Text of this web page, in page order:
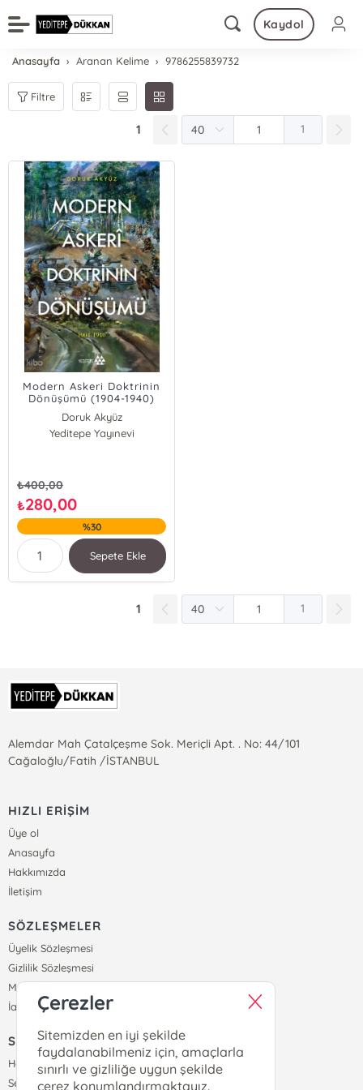
Kaydol
Anasayfa Aranan Kelime 9786255839732
Filtre
1 1
Modern Askeri Doktrinin
Dönüşümü (1904-1940)
Doruk Akyüz
Yeditepe Yayınevi
₺400,00
₺280,00
%30
Sepete Ekle
1 1
Alemdar Mah Çatalçeşme Sok. Meriçli Apt. . No: 44/101
Cağaloğlu/Fatih /İSTANBUL
HIZLI ERİŞİM
Üye ol
Anasayfa
Hakkımızda
İletişim
SÖZLEŞMELER
Üyelik Sözleşmesi
Gizlilik Sözleşmesi
Mesafeli Satış Sözleşmesi
İade ve Teslimat Koşulları
SİPARİŞ
Hesabım
Sepetim
Çerezler
Sitemizden en iyi şekilde
faydalanabilmeniz için, amaçlarla
sınırlı ve gizliliğe uygun şekilde
çerez konumlandırmaktayız.